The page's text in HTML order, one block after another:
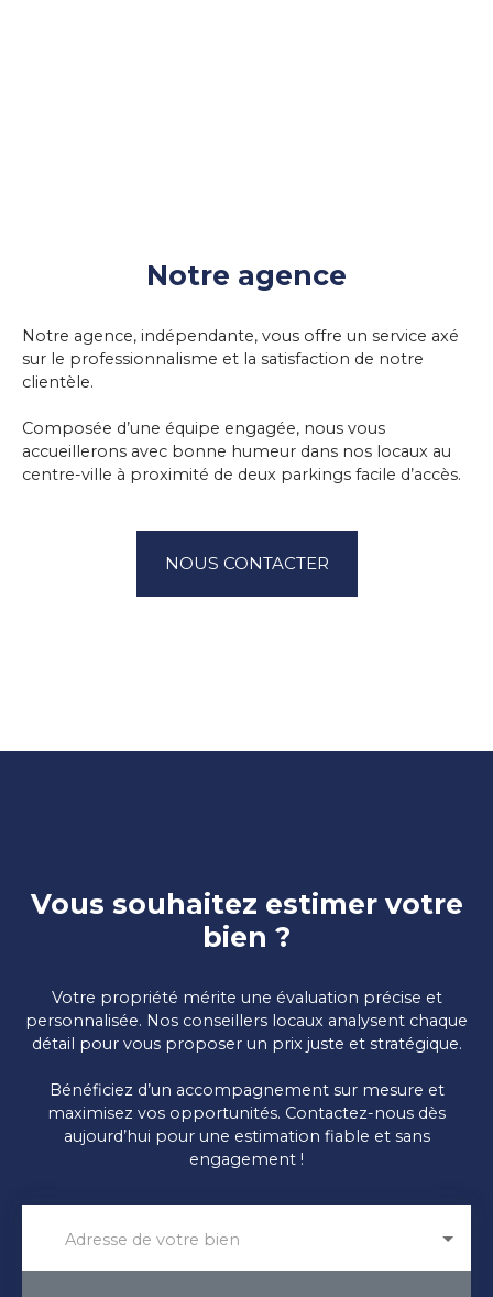
Notre agence
Notre agence, indépendante, vous offre un service axé
sur le professionnalisme et la satisfaction de notre
clientèle.
Composée d’une équipe engagée, nous vous
accueillerons avec bonne humeur dans nos locaux au
centre-ville à proximité de deux parkings facile d’accès.
NOUS CONTACTER
Vous souhaitez estimer votre
bien ?
Votre propriété mérite une évaluation précise et
personnalisée. Nos conseillers locaux analysent chaque
détail pour vous proposer un prix juste et stratégique.
Bénéficiez d’un accompagnement sur mesure et
maximisez vos opportunités. Contactez-nous dès
aujourd’hui pour une estimation fiable et sans
engagement !
Adresse de votre bien